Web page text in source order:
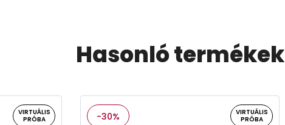
Hasonló termékek
VIRTUÁLIS
PRÓBA
-30%
VIRTUÁLIS
PRÓBA